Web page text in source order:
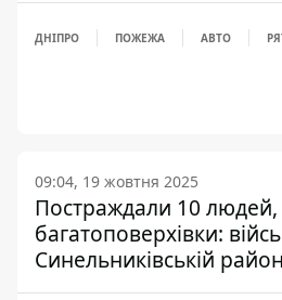
ДНІПРО ПОЖЕЖА АВТО
09:04, 19 жовтня 2025
Постраждали 10 людей,
багатоповерхівки:
Синельниківській район